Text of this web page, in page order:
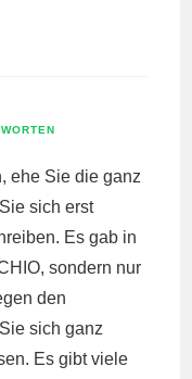
ehe Sie die ganz
sich erst
Es gab in
sondern nur
den
sich ganz
Es gibt viele